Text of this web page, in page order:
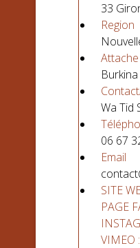
33
Region
Wa Tid
06 67
Email
SITE
PAGE
VIMEO